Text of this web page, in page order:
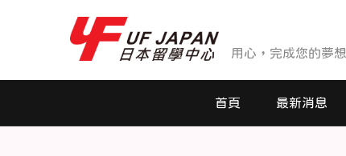
用心，完成您的夢想
首頁 最新消息